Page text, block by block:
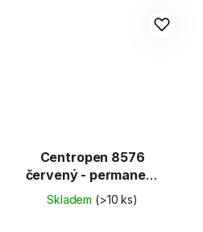
Centropen 8576
červený - permanent
1-4,6mm
Skladem (>10 ks)